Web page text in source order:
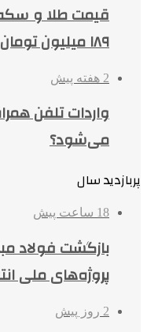
قیمت طلا و سکه
۱۸۹ میلیون تومان
2 هفته پیش
واردات تلفن
می‌شود؟
پربازدید سال
18 ساعت پیش
بازگشت فولاد
پروژه‌های ملی
2 روز پیش